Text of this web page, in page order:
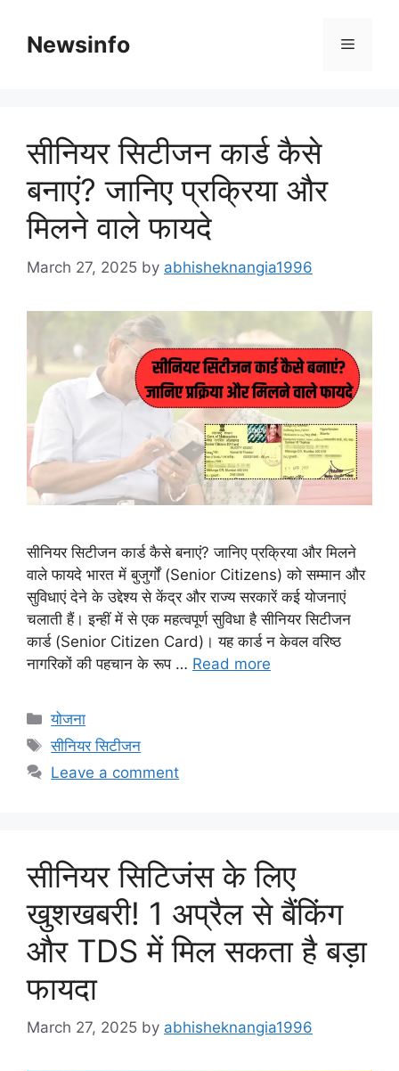
contentNewsinfo Menu
सीनियर सिटीजन कार्ड कैसे
बनाएं? जानिए प्रक्रिया और
मिलने वाले फायदे
March 27, 2025 by abhisheknangia1996
सीनियर सिटीजन कार्ड कैसे बनाएं? जानिए प्रक्रिया और मिलने
वाले फायदे भारत में बुजुर्गों (Senior Citizens) को सम्मान और
सुविधाएं देने के उद्देश्य से केंद्र और राज्य सरकारें कई योजनाएं
चलाती हैं। इन्हीं में से एक महत्वपूर्ण सुविधा है सीनियर सिटीजन
कार्ड (Senior Citizen Card)। यह कार्ड न केवल वरिष्ठ
नागरिकों की पहचान के रूप … Read more
Categories
योजना
Tags
सीनियर सिटीजन
Leave a comment
सीनियर सिटिजंस के लिए
खुशखबरी! 1 अप्रैल से बैंकिंग
और TDS में मिल सकता है बड़ा
फायदा
March 27, 2025 by abhisheknangia1996